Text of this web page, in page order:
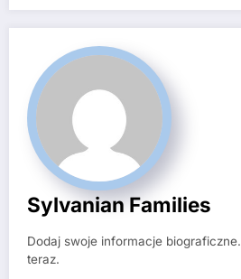
Sylvanian Families
Dodaj swoje informacje biograficzne.
teraz.